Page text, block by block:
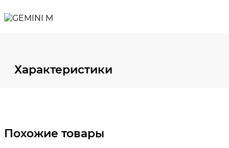
Характеристики
Похожие товары